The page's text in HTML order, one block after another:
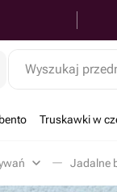
Wyszukaj
Truskawki w
Jadalne